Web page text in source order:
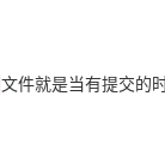
文件就是当有提交的